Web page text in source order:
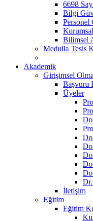
6698
Bilgi
Personel
Bilimsel
Medulla Tesis
Akademik
Girişimsel
Başvuru
Üyeler
İletişim
Eğitim
Eğitim